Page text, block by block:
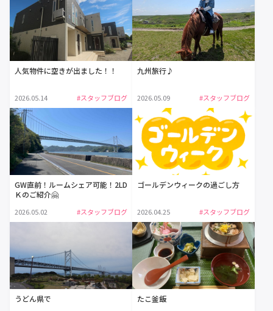
人気物件に空きが出ました！！
2026.05.14 #スタッフブログ
九州旅行♪
2026.05.09 #スタッフブログ
GW直前！ルームシェア可能！2LD
Ｋのご紹介🤗
2026.05.02 #スタッフブログ
ゴールデンウィークの過ごし方
2026.04.25 #スタッフブログ
うどん県で たこ釜飯